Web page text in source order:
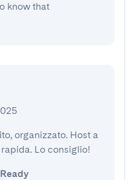
know that
organizzato. Host a
Lo consiglio!